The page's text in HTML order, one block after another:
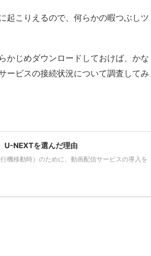
起こりえるので、何らかの暇つぶしツ
かじめダウンロードしておけば、かな
ービスの接続状況について調査してみ
U-NEXTを選んだ理由
機移動時）のために、動画配信サービスの導入を